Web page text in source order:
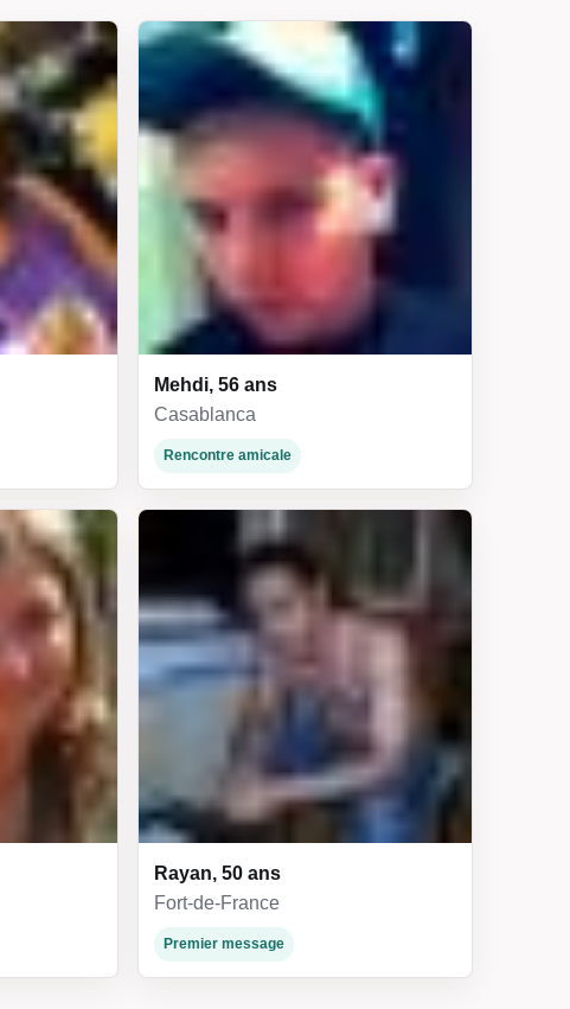
Mehdi, 56 ans
Casablanca
Rencontre amicale
Rayan, 50 ans
Fort-de-France
Premier message